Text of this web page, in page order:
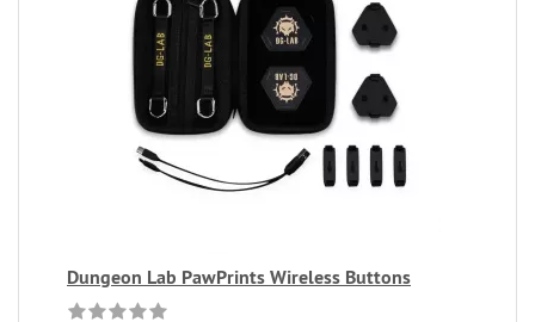
Dungeon Lab PawPrints Wireless Buttons